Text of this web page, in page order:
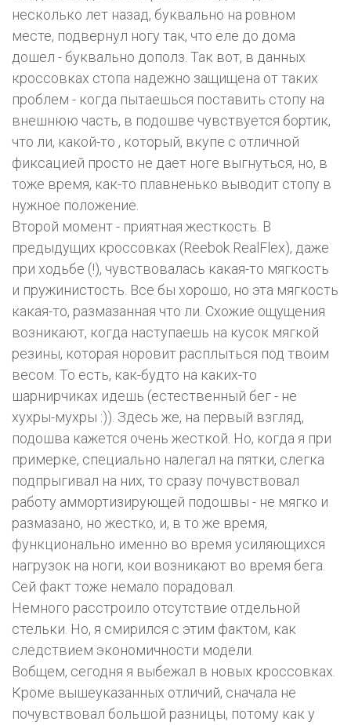
несколько лет назад, буквально на ровном
месте, подвернул ногу так, что еле до дома
дошел - буквально дополз. Так вот, в данных
кроссовках стопа надежно защищена от таких
проблем - когда пытаешься поставить стопу на
внешнюю часть, в подошве чувствуется бортик,
что ли, какой-то , который, вкупе с отличной
фиксацией просто не дает ноге выгнуться, но, в
тоже время, как-то плавненько выводит стопу в
нужное положение.
Второй момент - приятная жесткость. В
предыдущих кроссовках (Reebok RealFlex), даже
при ходьбе (!), чувствовалась какая-то мягкость
и пружинистость. Все бы хорошо, но эта мягкость
какая-то, размазанная что ли. Схожие ощущения
возникают, когда наступаешь на кусок мягкой
резины, которая норовит расплыться под твоим
весом. То есть, как-будто на каких-то
шарнирчиках идешь (естественный бег - не
хухры-мухры :)). Здесь же, на первый взгляд,
подошва кажется очень жесткой. Но, когда я при
примерке, специально налегал на пятки, слегка
подпрыгивал на них, то сразу почувствовал
работу аммортизирующей подошвы - не мягко и
размазано, но жестко, и, в то же время,
функционально именно во время усиляющихся
нагрузок на ноги, кои возникают во время бега.
Сей факт тоже немало порадовал.
Немного расстроило отсутствие отдельной
стельки. Но, я смирился с этим фактом, как
следствием экономичности модели.
Вобщем, сегодня я выбежал в новых кроссовках.
Кроме вышеуказанных отличий, сначала не
почувствовал большой разницы, потому как у